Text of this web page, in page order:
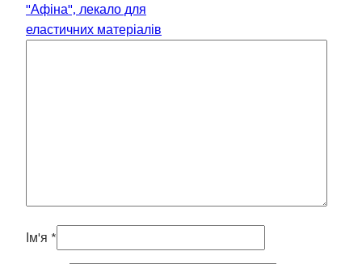
"Афіна", лекало для
еластичних матеріалів
Ім'я *